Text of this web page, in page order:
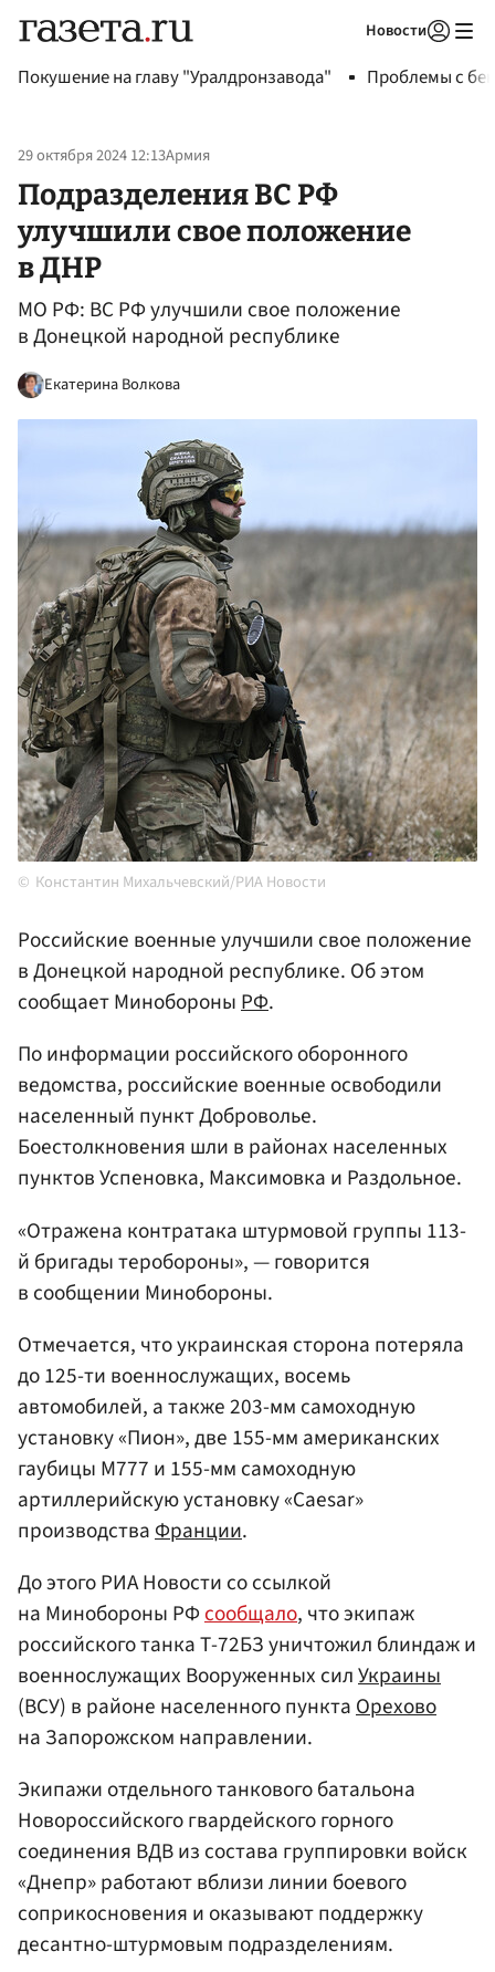
Новости
Покушение на главу "Уралдронзавода" Проблемы с
29 октября 2024 12:13Армия
Подразделения ВС РФ
улучшили свое положение
в ДНР
МО РФ: ВС РФ улучшили свое положение
в Донецкой народной республике
Екатерина Волкова
Константин Михальчевский/РИА Новости
Российские военные улучшили свое положение
в Донецкой народной республике. Об этом
сообщает МинобороныРФ.
По информации российского оборонного
ведомства, российские военные освободили
населенный пункт Доброволье.
Боестолкновения шли в районах населенных
пунктов Успеновка, Максимовка и Раздольное.
«Отражена контратака штурмовой группы 113-
й бригады теробороны», — говорится
в сообщении Минобороны.
Отмечается, что украинская сторона потеряла
до 125-ти военнослужащих, восемь
автомобилей, а также 203-мм самоходную
установку «Пион», две 155-мм американских
гаубицы М777 и 155-мм самоходную
артиллерийскую установку «Caesar»
производстваФранции.
До этого РИА Новости со ссылкой
на Минобороны РФсообщало, что экипаж
российского танка Т-72БЗ уничтожил блиндаж и
военнослужащих Вооруженных силУкраины
(ВСУ) в районе населенного пунктаОрехово
на Запорожском направлении.
Экипажи отдельного танкового батальона
Новороссийского гвардейского горного
соединения ВДВ из состава группировки войск
«Днепр» работают вблизи линии боевого
соприкосновения и оказывают поддержку
десантно-штурмовым подразделениям.